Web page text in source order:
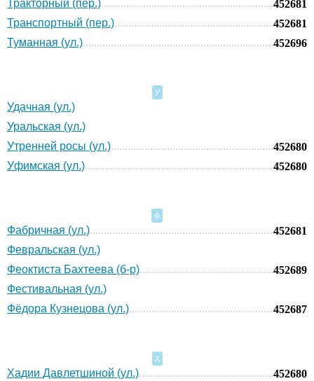
Тракторный (пер.)
452681
Транспортный (пер.)
452681
Туманная (ул.)
452696
У
Удачная (ул.)
Уральская (ул.)
Утренней росы (ул.)
452680
Уфимская (ул.)
452680
Ф
Фабричная (ул.)
452681
Февральская (ул.)
Феоктиста Бахтеева (б-р)
452689
Фестивальная (ул.)
Фёдора Кузнецова (ул.)
452687
Х
Хадии Давлетшиной (ул.)
452680